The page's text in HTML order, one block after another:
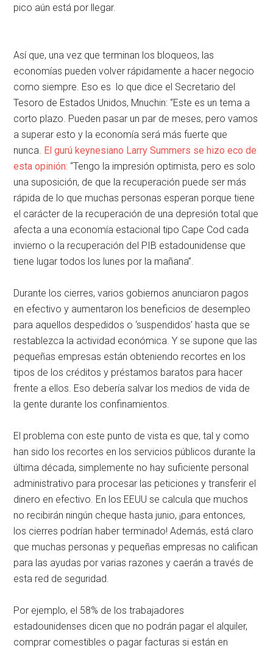
pico aún está por llegar.
Así que, una vez que terminan los bloqueos, las
economías pueden volver rápidamente a hacer negocio
como siempre. Eso es lo que dice el Secretario del
Tesoro de Estados Unidos, Mnuchin: “Este es un tema a
corto plazo. Pueden pasar un par de meses, pero vamos
a superar esto y la economía será más fuerte que
nunca. El gurú keynesiano Larry Summers se hizo eco de
esta opinión: “Tengo la impresión optimista, pero es solo
una suposición, de que la recuperación puede ser más
rápida de lo que muchas personas esperan porque tiene
el carácter de la recuperación de una depresión total que
afecta a una economía estacional tipo Cape Cod cada
invierno o la recuperación del PIB estadounidense que
tiene lugar todos los lunes por la mañana”.
Durante los cierres, varios gobiernos anunciaron pagos
en efectivo y aumentaron los beneficios de desempleo
para aquellos despedidos o ‘suspendidos’ hasta que se
restablezca la actividad económica. Y se supone que las
pequeñas empresas están obteniendo recortes en los
tipos de los créditos y préstamos baratos para hacer
frente a ellos. Eso debería salvar los medios de vida de
la gente durante los confinamientos.
El problema con este punto de vista es que, tal y como
han sido los recortes en los servicios públicos durante la
última década, simplemente no hay suficiente personal
administrativo para procesar las peticiones y transferir el
dinero en efectivo. En los EEUU se calcula que muchos
no recibirán ningún cheque hasta junio, ¡para entonces,
los cierres podrían haber terminado! Además, está claro
que muchas personas y pequeñas empresas no califican
para las ayudas por varias razones y caerán a través de
esta red de seguridad.
Por ejemplo, el 58% de los trabajadores
estadounidenses dicen que no podrán pagar el alquiler,
comprar comestibles o pagar facturas si están en